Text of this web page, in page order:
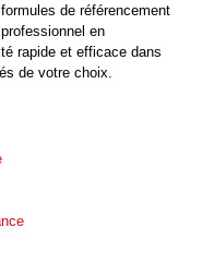
de référencement
en
rapide et efficace dans
de votre choix.